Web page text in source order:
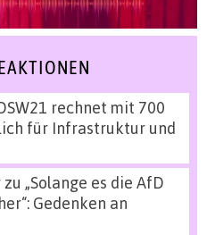
rechnet mit 700
für Infrastruktur und
zu „Solange es die AfD
Gedenken an